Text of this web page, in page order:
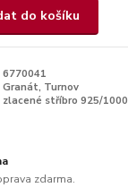
do košíku
6770041
Granát, Turnov
zlacené stříbro 925/1000
zdarma.